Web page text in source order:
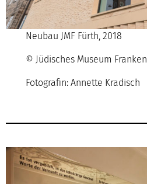
Neubau JMF Fürth, 2018
© Jüdisches Museum Franken
Fotografin: Annette Kradisch